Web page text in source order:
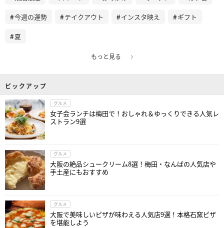
今週の運勢 テイクアウト インスタ映え ギフト
夏
もっと見る
ピックアップ
グルメ
女子会ランチは梅田で！おしゃれ＆ゆっくりできる人気レ
ストラン9選
グルメ
大阪の絶品シュークリーム8選！梅田・なんばの人気店や
手土産にもおすすめ
グルメ
大阪で美味しいピザが味わえる人気店9選！本格石窯ピザ
を堪能しよう